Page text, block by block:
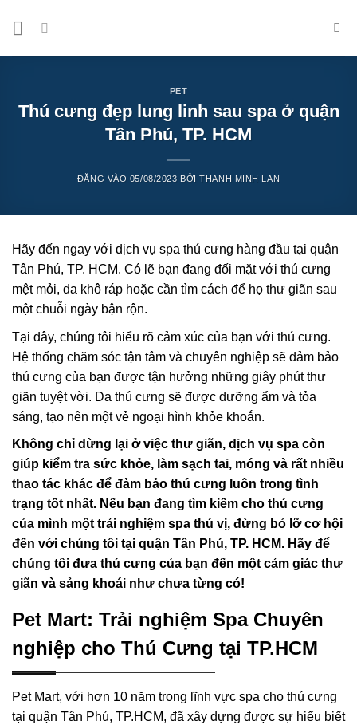
PET
Thú cưng đẹp lung linh sau spa ở quận
Tân Phú, TP. HCM
ĐĂNG VÀO 05/08/2023 BỞITHANH MINH LAN
Hãy đến ngay với dịch vụ spa thú cưng hàng đầu tại quận
Tân Phú, TP. HCM. Có lẽ bạn đang đối mặt với thú cưng
mệt mỏi, da khô ráp hoặc cần tìm cách để họ thư giãn sau
một chuỗi ngày bận rộn.
Tại đây, chúng tôi hiểu rõ cảm xúc của bạn với thú cưng.
Hệ thống chăm sóc tận tâm và chuyên nghiệp sẽ đảm bảo
thú cưng của bạn được tận hưởng những giây phút thư
giãn tuyệt vời. Da thú cưng sẽ được dưỡng ẩm và tỏa
sáng, tạo nên một vẻ ngoại hình khỏe khoắn.
Không chỉ dừng lại ở việc thư giãn, dịch vụ spa còn
giúp kiểm tra sức khỏe, làm sạch tai, móng và rất nhiều
thao tác khác để đảm bảo thú cưng luôn trong tình
trạng tốt nhất. Nếu bạn đang tìm kiếm cho thú cưng
của mình một trải nghiệm spa thú vị, đừng bỏ lỡ cơ hội
đến với chúng tôi tại quận Tân Phú, TP. HCM. Hãy để
chúng tôi đưa thú cưng của bạn đến một cảm giác thư
giãn và sảng khoái như chưa từng có!
Pet Mart: Trải nghiệm Spa Chuyên
nghiệp cho Thú Cưng tại TP.HCM
Pet Mart, với hơn 10 năm trong lĩnh vực spa cho thú cưng
tại quận Tân Phú, TP.HCM, đã xây dựng được sự hiểu biết